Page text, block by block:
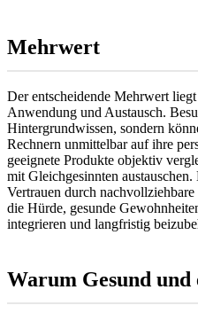
Mehrwert
Der entscheidende Mehrwert
Anwendung und Austausch.
Hintergrundwissen, sondern
Rechnern unmittelbar auf ihre
geeignete Produkte objektiv
mit Gleichgesinnten
Vertrauen durch
die Hürde, gesunde
integrieren und langfristig
Warum Gesund